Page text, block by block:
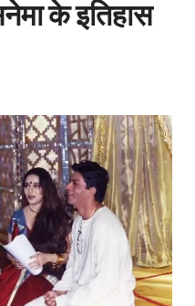
के इतिहास